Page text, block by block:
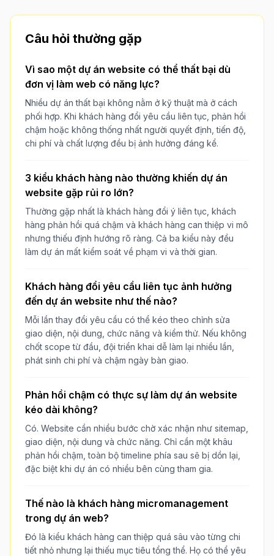
Câu hỏi thường gặp
Vì sao một dự án website có thể thất bại dù
đơn vị làm web có năng lực?
Nhiều dự án thất bại không nằm ở kỹ thuật mà ở cách
phối hợp. Khi khách hàng đổi yêu cầu liên tục, phản hồi
chậm hoặc không thống nhất người quyết định, tiến độ,
chi phí và chất lượng đều bị ảnh hưởng đáng kể.
3 kiểu khách hàng nào thường khiến dự án
website gặp rủi ro lớn?
Thường gặp nhất là khách hàng đổi ý liên tục, khách
hàng phản hồi quá chậm và khách hàng can thiệp vi mô
nhưng thiếu định hướng rõ ràng. Cả ba kiểu này đều
làm dự án mất kiểm soát về phạm vi và thời gian.
Khách hàng đổi yêu cầu liên tục ảnh hưởng
đến dự án website như thế nào?
Mỗi lần thay đổi yêu cầu có thể kéo theo chỉnh sửa
giao diện, nội dung, chức năng và kiểm thử. Nếu không
chốt scope từ đầu, đội triển khai dễ làm lại nhiều lần,
phát sinh chi phí và chậm ngày bàn giao.
Phản hồi chậm có thực sự làm dự án website
kéo dài không?
Có. Website cần nhiều bước chờ xác nhận như sitemap,
giao diện, nội dung và chức năng. Chỉ cần một khâu
phản hồi chậm, toàn bộ timeline phía sau sẽ bị dồn lại,
đặc biệt khi dự án có nhiều bên cùng tham gia.
Thế nào là khách hàng micromanagement
trong dự án web?
Đó là kiểu khách hàng can thiệp quá sâu vào từng chi
tiết nhỏ nhưng lại thiếu mục tiêu tổng thể. Họ có thể yêu